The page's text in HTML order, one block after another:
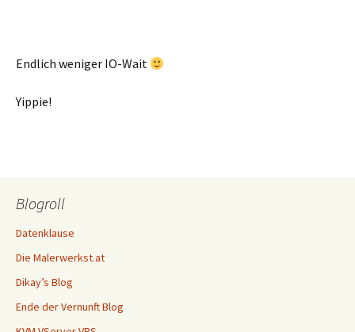
Endlich weniger IO-Wait
Yippie!
Blogroll
Datenklause
Die Malerwerkst.at
Dikay’s Blog
Ende der Vernunft Blog